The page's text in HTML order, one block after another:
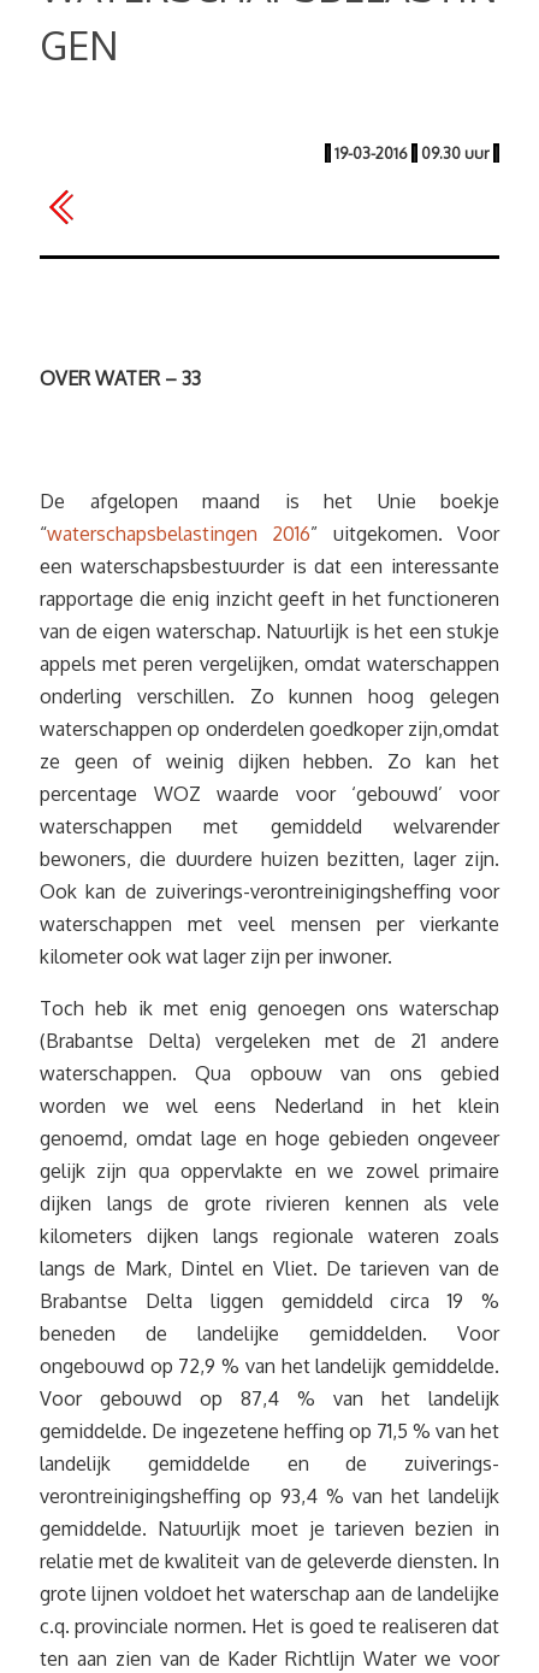
GEN
| 19-03-2016 | 09.30 uur |
OVER WATER – 33
De afgelopen maand is het Unie boekje
“waterschapsbelastingen 2016” uitgekomen. Voor
een waterschapsbestuurder is dat een interessante
rapportage die enig inzicht geeft in het functioneren
van de eigen waterschap. Natuurlijk is het een stukje
appels met peren vergelijken, omdat waterschappen
onderling verschillen. Zo kunnen hoog gelegen
waterschappen op onderdelen goedkoper zijn,omdat
ze geen of weinig dijken hebben. Zo kan het
percentage WOZ waarde voor ‘gebouwd’ voor
waterschappen met gemiddeld welvarender
bewoners, die duurdere huizen bezitten, lager zijn.
Ook kan de zuiverings-verontreinigingsheffing voor
waterschappen met veel mensen per vierkante
kilometer ook wat lager zijn per inwoner.
Toch heb ik met enig genoegen ons waterschap
(Brabantse Delta) vergeleken met de 21 andere
waterschappen. Qua opbouw van ons gebied
worden we wel eens Nederland in het klein
genoemd, omdat lage en hoge gebieden ongeveer
gelijk zijn qua oppervlakte en we zowel primaire
dijken langs de grote rivieren kennen als vele
kilometers dijken langs regionale wateren zoals
langs de Mark, Dintel en Vliet. De tarieven van de
Brabantse Delta liggen gemiddeld circa 19 %
beneden de landelijke gemiddelden. Voor
ongebouwd op 72,9 % van het landelijk gemiddelde.
Voor gebouwd op 87,4 % van het landelijk
gemiddelde. De ingezetene heffing op 71,5 % van het
landelijk gemiddelde en de zuiverings-
verontreinigingsheffing op 93,4 % van het landelijk
gemiddelde. Natuurlijk moet je tarieven bezien in
relatie met de kwaliteit van de geleverde diensten. In
grote lijnen voldoet het waterschap aan de landelijke
c.q. provinciale normen. Het is goed te realiseren dat
ten aan zien van de Kader Richtlijn Water we voor